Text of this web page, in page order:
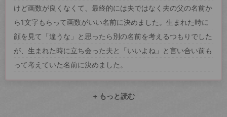
けど画数が良くなくて、最終的には夫ではなく夫の父の名前か
ら1文字もらって画数がいい名前に決めました。生まれた時に
顔を見て「違うな」と思ったら別の名前を考えるつもりでした
が、生まれた時に立ち会った夫と「いいよね」と言い合い前も
って考えていた名前に決めました。
+ もっと読む